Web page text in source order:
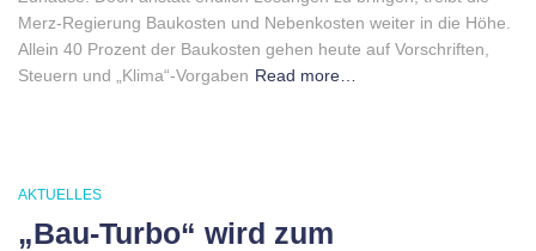
Merz-Regierung Baukosten und Nebenkosten weiter in die Höhe.
Allein 40 Prozent der Baukosten gehen heute auf Vorschriften,
Steuern und „Klima“-Vorgaben Read more…
AKTUELLES
„Bau-Turbo“ wird zum